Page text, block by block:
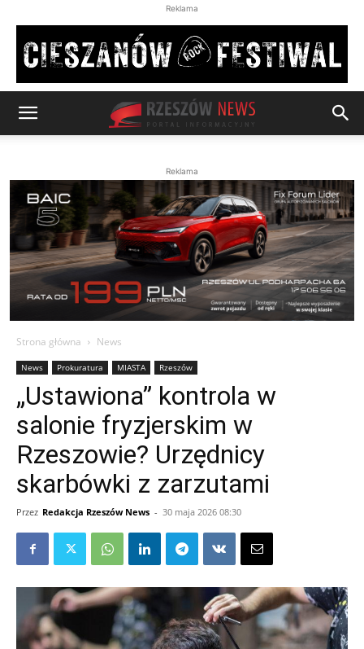
Reklama
Reklama
Strona główna News
News Prokuratura MIASTA Rzeszów
„Ustawiona” kontrola w
salonie fryzjerskim w
Rzeszowie? Urzędnicy
skarbówki z zarzutami
Przez Redakcja Rzeszów News - 30 maja 2026 08:30